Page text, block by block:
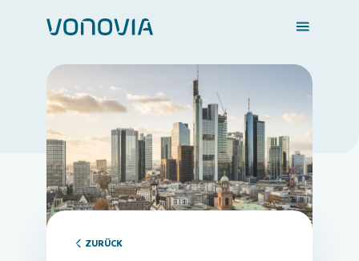
Zuhause finden
Mein Zuhause
Meine Stadt
Loading...
ZURÜCK